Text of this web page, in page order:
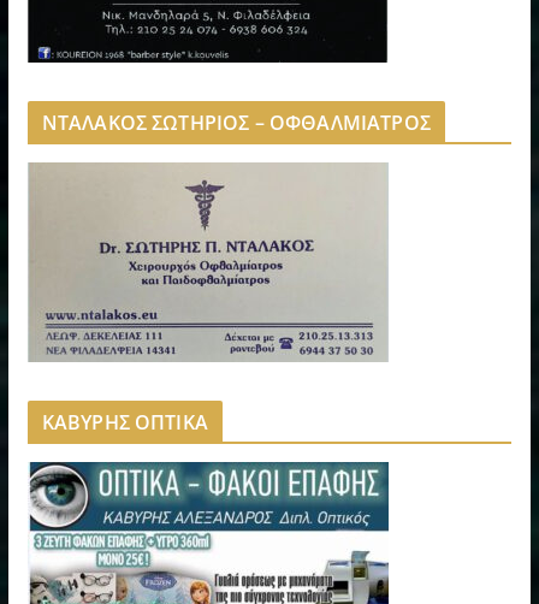
ΝΤΑΛΑΚΟΣ ΣΩΤΗΡΙΟΣ – ΟΦΘΑΛΜΙΑΤΡΟΣ
ΚΑΒΥΡΗΣ ΟΠΤΙΚΑ